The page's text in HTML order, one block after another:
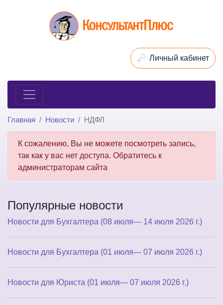
Личный кабинет
Главная Новости НДФЛ
К сожалению, Вы не можете посмотреть запись,
так как у вас нет доступа. Обратитесь к
администраторам сайта
Популярные новости
Новости для Бухгалтера (08 июля— 14 июля 2026 г.)
Новости для Бухгалтера (01 июля— 07 июля 2026 г.)
Новости для Юриста (01 июля— 07 июля 2026 г.)